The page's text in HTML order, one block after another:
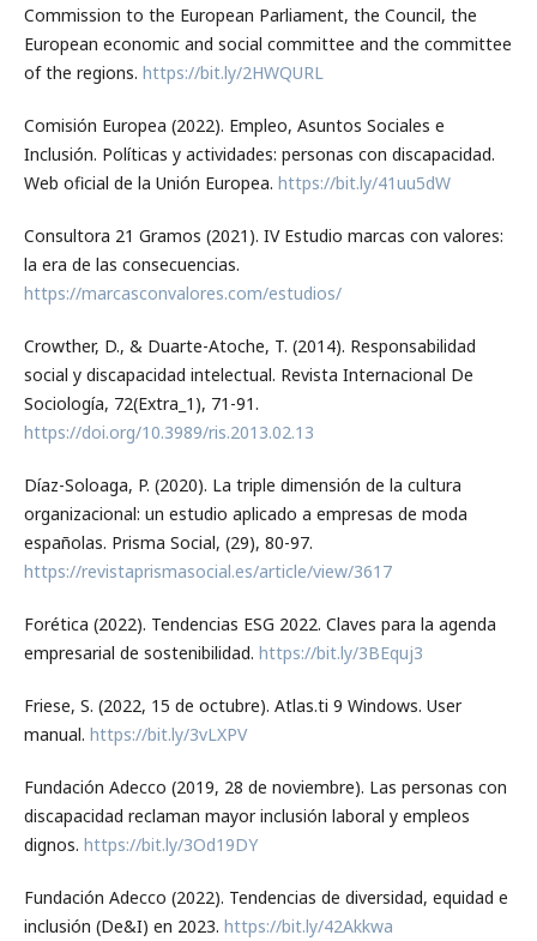
Commission to the European Parliament, the Council, the
European economic and social committee and the committee
of the regions. https://bit.ly/2HWQURL
Comisión Europea (2022). Empleo, Asuntos Sociales e
Inclusión. Políticas y actividades: personas con discapacidad.
Web oficial de la Unión Europea. https://bit.ly/41uu5dW
Consultora 21 Gramos (2021). IV Estudio marcas con valores:
la era de las consecuencias.
https://marcasconvalores.com/estudios/
Crowther, D., & Duarte-Atoche, T. (2014). Responsabilidad
social y discapacidad intelectual. Revista Internacional De
Sociología, 72(Extra_1), 71-91.
https://doi.org/10.3989/ris.2013.02.13
Díaz-Soloaga, P. (2020). La triple dimensión de la cultura
organizacional: un estudio aplicado a empresas de moda
españolas. Prisma Social, (29), 80-97.
https://revistaprismasocial.es/article/view/3617
Forética (2022). Tendencias ESG 2022. Claves para la agenda
empresarial de sostenibilidad. https://bit.ly/3BEquj3
Friese, S. (2022, 15 de octubre). Atlas.ti 9 Windows. User
manual. https://bit.ly/3vLXPV
Fundación Adecco (2019, 28 de noviembre). Las personas con
discapacidad reclaman mayor inclusión laboral y empleos
dignos. https://bit.ly/3Od19DY
Fundación Adecco (2022). Tendencias de diversidad, equidad e
inclusión (De&I) en 2023. https://bit.ly/42Akkwa